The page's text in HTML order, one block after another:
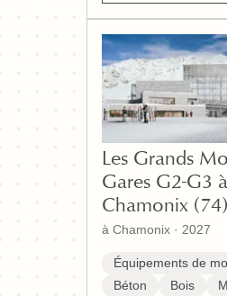
Les Grands
Gares G2-G3 à
Chamonix (74)
à Chamonix· 2027
Équipements de
Béton
Bois